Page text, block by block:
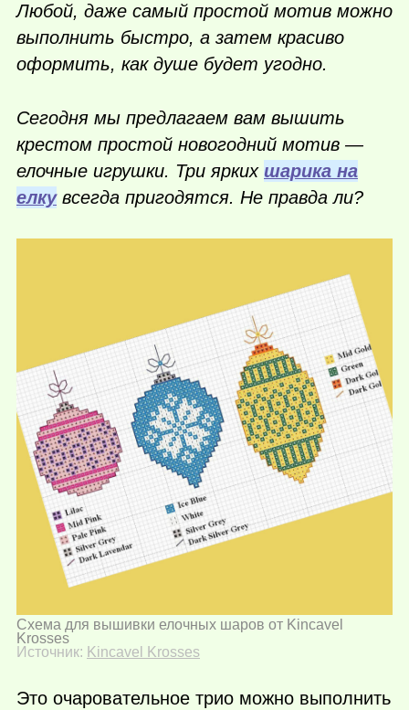
Любой, даже самый простой мотив можно
выполнить быстро, а затем красиво
оформить, как душе будет угодно.
Сегодня мы предлагаем вам вышить
крестом простой новогодний мотив —
елочные игрушки. Три ярких шарика на
елкувсегда пригодятся. Не правда ли?
Схема для вышивки елочных шаров от Kincavel
Krosses
Источник: Kincavel Krosses
Это очаровательное трио можно выполнить